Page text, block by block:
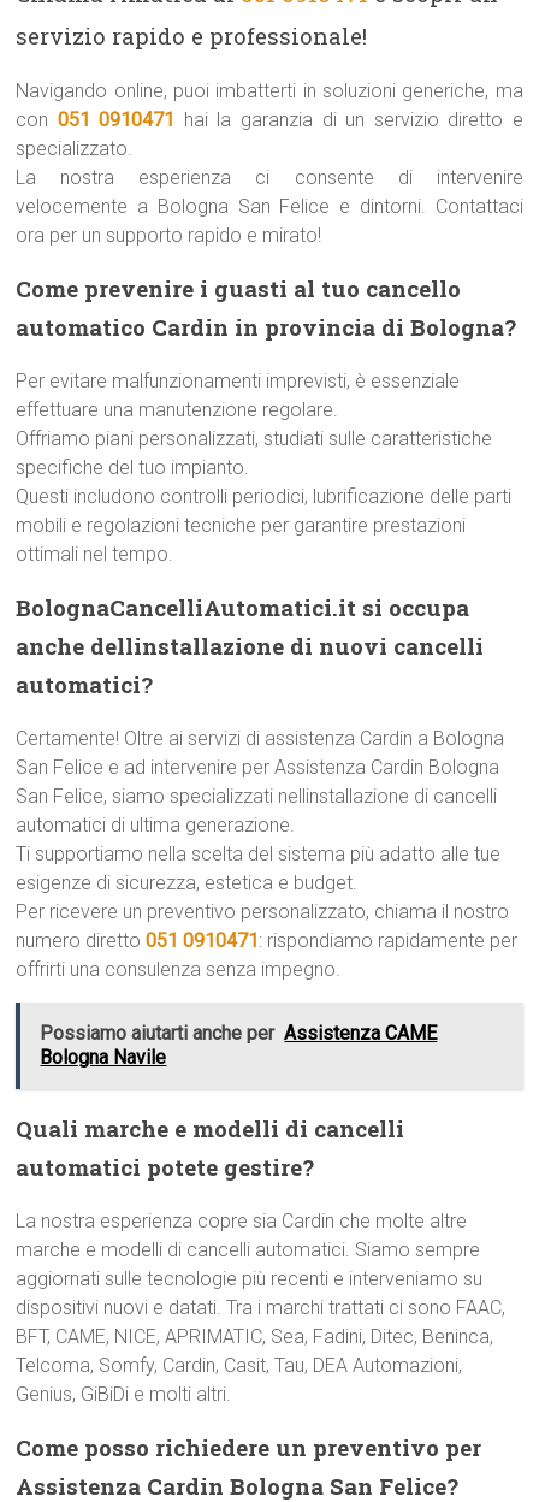
servizio rapido e professionale!
Navigando online, puoi imbatterti in soluzioni generiche, ma
con 051 0910471 hai la garanzia di un servizio diretto e
specializzato.
La nostra esperienza ci consente di intervenire
velocemente a Bologna San Felice e dintorni. Contattaci
ora per un supporto rapido e mirato!
Come prevenire i guasti al tuo cancello
automatico Cardin in provincia di Bologna?
Per evitare malfunzionamenti imprevisti, è essenziale
effettuare una manutenzione regolare.
Offriamo piani personalizzati, studiati sulle caratteristiche
specifiche del tuo impianto.
Questi includono controlli periodici, lubrificazione delle parti
mobili e regolazioni tecniche per garantire prestazioni
ottimali nel tempo.
BolognaCancelliAutomatici.it si occupa
anche dellinstallazione di nuovi cancelli
automatici?
Certamente! Oltre ai servizi di assistenza Cardin a Bologna
San Felice e ad intervenire per Assistenza Cardin Bologna
San Felice, siamo specializzati nellinstallazione di cancelli
automatici di ultima generazione.
Ti supportiamo nella scelta del sistema più adatto alle tue
esigenze di sicurezza, estetica e budget.
Per ricevere un preventivo personalizzato, chiama il nostro
numero diretto051 0910471: rispondiamo rapidamente per
offrirti una consulenza senza impegno.
Possiamo aiutarti anche per Assistenza CAME
Bologna Navile
Quali marche e modelli di cancelli
automatici potete gestire?
La nostra esperienza copre sia Cardin che molte altre
marche e modelli di cancelli automatici. Siamo sempre
aggiornati sulle tecnologie più recenti e interveniamo su
dispositivi nuovi e datati. Tra i marchi trattati ci sono FAAC,
BFT, CAME, NICE, APRIMATIC, Sea, Fadini, Ditec, Beninca,
Telcoma, Somfy, Cardin, Casit, Tau, DEA Automazioni,
Genius, GiBiDi e molti altri.
Come posso richiedere un preventivo per
Assistenza Cardin Bologna San Felice?